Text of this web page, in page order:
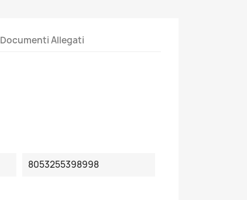
Documenti Allegati
8053255398998